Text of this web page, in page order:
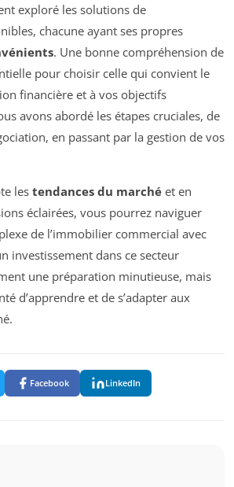
exploré les solutions de
chacune ayant ses propres
. Une bonne compréhension de
pour choisir celle qui convient le
financière et à vos objectifs
avons abordé les étapes cruciales, de
en passant par la gestion de vos
les tendances du marché et en
éclairées, vous pourrez naviguer
de l’immobilier commercial avec
investissement dans ce secteur
une préparation minutieuse, mais
d’apprendre et de s’adapter aux
Facebook LinkedIn